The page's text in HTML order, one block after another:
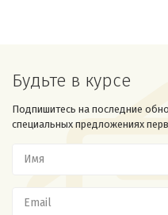
Будьте в курсе
Подпишитесь на последние
специальных предложениях